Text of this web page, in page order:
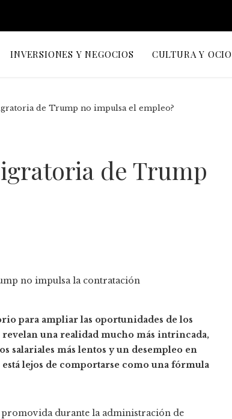
INVERSIONES Y NEGOCIOS CULTURA Y OCIO
de Trump no impulsa el empleo?
de Trump
para ampliar las oportunidades de los
revelan una realidad mucho más intrincada,
salariales más lentos y un desempleo en
lejos de comportarse como una fórmula
durante la administración de